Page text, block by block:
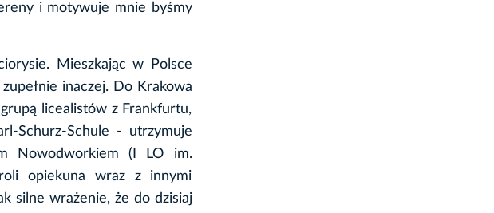
i motywuje mnie byśmy
Mieszkając w Polsce
inaczej. Do Krakowa
licealistów z Frankfurtu,
Schurz-Schule - utrzymuje
Nowodworkiem (I LO im.
opiekuna wraz z innymi
silne wrażenie, że do dzisiaj